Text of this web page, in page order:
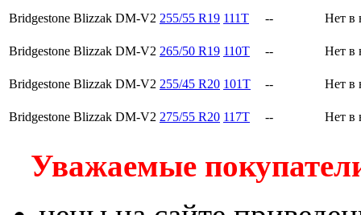
Bridgestone Blizzak DM-V2 255/55 R19 111T -- Нет в
Bridgestone Blizzak DM-V2 265/50 R19 110T -- Нет в
Bridgestone Blizzak DM-V2 255/45 R20 101T -- Нет в
Bridgestone Blizzak DM-V2 275/55 R20 117T -- Нет в
Уважаемые